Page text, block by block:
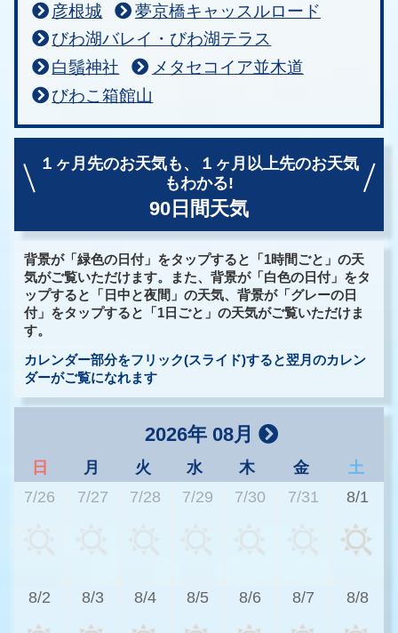
彦根城
夢京橋キャッスルロード
びわ湖バレイ・びわ湖テラス
白鬚神社
メタセコイア並木道
びわこ箱館山
１ヶ月先のお天気も、
１ヶ月以上先のお天気
もわかる!
90日間天気
背景が「緑色の日付」をタップすると「1時間ごと」の天
気がご覧いただけます。また、背景が「白色の日付」をタ
ップすると「日中と夜間」の天気、背景が「グレーの日
付」をタップすると「1日ごと」の天気がご覧いただけま
す。
カレンダー部分をフリック(スライド)すると翌月のカレン
ダーがご覧になれます
2026年 08月
日 月 火 水 木 金
土
7/26
7/27 7/28 7/29 7/30 7/31 8/1
8/2 8/3 8/4 8/5 8/6 8/7 8/8